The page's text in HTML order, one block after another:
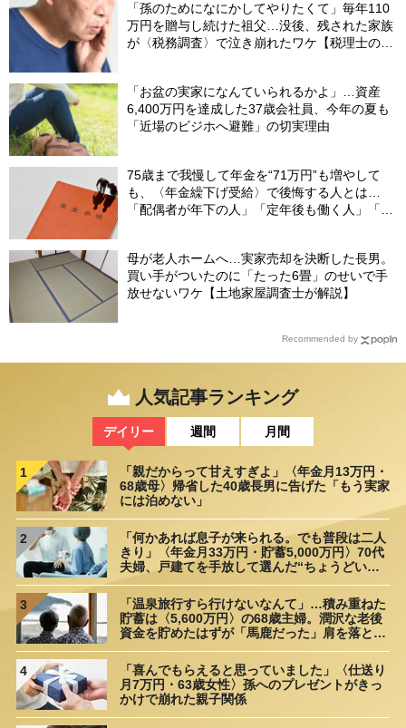
「孫のためになにかしてやりたくて」毎年110
万円を贈与し続けた祖父…没後、残された家族
が〈税務調査〉で泣き崩れたワケ【税理士の助
「お盆の実家になんていられるかよ」…資産
6,400万円を達成した37歳会社員、今年の夏も
「近場のビジホへ避難」の切実理由
75歳まで我慢して年金を“71万円”も増やして
も、〈年金繰下げ受給〉で後悔する人とは…
「配偶者が年下の人」「定年後も働く人」「特
母が老人ホームへ…実家売却を決断した長男。
買い手がついたのに「たった6畳」のせいで手
放せないワケ【土地家屋調査士が解説】
Recommended by
人気記事ランキング
デイリー 週間 月間
1
「親だからって甘えすぎよ」〈年金月13万円・
68歳母〉帰省した40歳長男に告げた「もう実家
には泊めない」
2
「何かあれば息子が来られる。でも普段は二人
きり」〈年金月33万円・貯蓄5,000万円〉70代
夫婦、戸建てを手放して選んだ“ちょうどいい
距離”
3
「温泉旅行すら行けないなんて」…積み重ねた
貯蓄は〈5,600万円〉の68歳主婦。潤沢な老後
資金を貯めたはずが「馬鹿だった」肩を落とす
理由
4
「喜んでもらえると思っていました」〈仕送り
月7万円・63歳女性〉孫へのプレゼントがきっ
かけで崩れた親子関係